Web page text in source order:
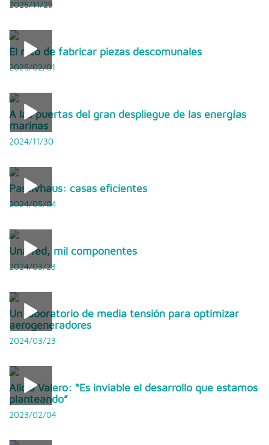
2025/11/29
El reto de fabricar piezas descomunales
2025/02/01
A las puertas del gran despliegue de las energías
marinas
2024/11/30
Passivhaus: casas eficientes
2024/05/04
Una red, mil componentes
2024/03/23
Un laboratorio de media tensión para optimizar
aerogeneradores
2024/03/23
Alicia Valero: “Es inviable el desarrollo que estamos
planteando”
2023/02/04